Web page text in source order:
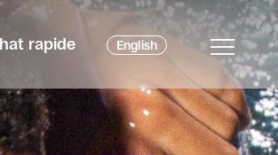
rapide English